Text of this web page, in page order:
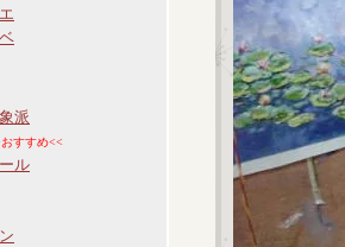
派
すすめ<<
ル